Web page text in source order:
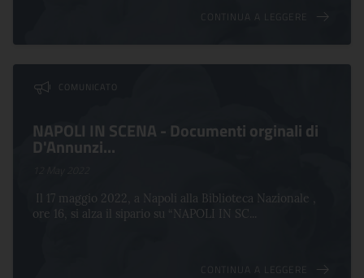
CONTINUA A LEGGERE
COMUNICATO
NAPOLI IN SCENA - Documenti orginali di
D'Annunzi...
Il 17 maggio 2022, a Napoli alla Biblioteca Nazionale ,
ore 16, si alza il sipario su “NAPOLI IN SC...
CONTINUA A LEGGERE